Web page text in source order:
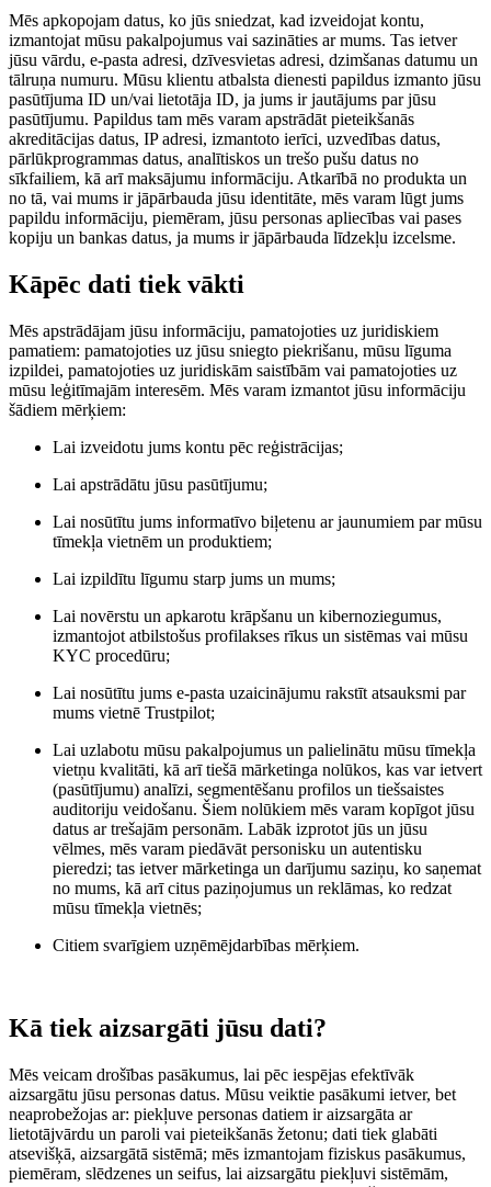
Mēs apkopojam datus, ko jūs sniedzat, kad izveidojat kontu,
izmantojat mūsu pakalpojumus vai sazināties ar mums. Tas ietver
jūsu vārdu, e-pasta adresi, dzīvesvietas adresi, dzimšanas datumu un
tālruņa numuru. Mūsu klientu atbalsta dienesti papildus izmanto jūsu
pasūtījuma ID un/vai lietotāja ID, ja jums ir jautājums par jūsu
pasūtījumu. Papildus tam mēs varam apstrādāt pieteikšanās
akreditācijas datus, IP adresi, izmantoto ierīci, uzvedības datus,
pārlūkprogrammas datus, analītiskos un trešo pušu datus no
sīkfailiem, kā arī maksājumu informāciju. Atkarībā no produkta un
no tā, vai mums ir jāpārbauda jūsu identitāte, mēs varam lūgt jums
papildu informāciju, piemēram, jūsu personas apliecības vai pases
kopiju un bankas datus, ja mums ir jāpārbauda līdzekļu izcelsme.
Kāpēc dati tiek vākti
Mēs apstrādājam jūsu informāciju, pamatojoties uz juridiskiem
pamatiem: pamatojoties uz jūsu sniegto piekrišanu, mūsu līguma
izpildei, pamatojoties uz juridiskām saistībām vai pamatojoties uz
mūsu leģitīmajām interesēm. Mēs varam izmantot jūsu informāciju
šādiem mērķiem:
Lai izveidotu jums kontu pēc reģistrācijas;
Lai apstrādātu jūsu pasūtījumu;
Lai nosūtītu jums informatīvo biļetenu ar jaunumiem par mūsu
tīmekļa vietnēm un produktiem;
Lai izpildītu līgumu starp jums un mums;
Lai novērstu un apkarotu krāpšanu un kibernoziegumus,
izmantojot atbilstošus profilakses rīkus un sistēmas vai mūsu
KYC procedūru;
Lai nosūtītu jums e-pasta uzaicinājumu rakstīt atsauksmi par
mums vietnē Trustpilot;
Lai uzlabotu mūsu pakalpojumus un palielinātu mūsu tīmekļa
vietņu kvalitāti, kā arī tiešā mārketinga nolūkos, kas var ietvert
(pasūtījumu) analīzi, segmentēšanu profilos un tiešsaistes
auditoriju veidošanu. Šiem nolūkiem mēs varam kopīgot jūsu
datus ar trešajām personām. Labāk izprotot jūs un jūsu
vēlmes, mēs varam piedāvāt personisku un autentisku
pieredzi; tas ietver mārketinga un darījumu saziņu, ko saņemat
no mums, kā arī citus paziņojumus un reklāmas, ko redzat
mūsu tīmekļa vietnēs;
Citiem svarīgiem uzņēmējdarbības mērķiem.
Kā tiek aizsargāti jūsu dati?
Mēs veicam drošības pasākumus, lai pēc iespējas efektīvāk
aizsargātu jūsu personas datus. Mūsu veiktie pasākumi ietver, bet
neaprobežojas ar: piekļuve personas datiem ir aizsargāta ar
lietotājvārdu un paroli vai pieteikšanās žetonu; dati tiek glabāti
atsevišķā, aizsargātā sistēmā; mēs izmantojam fiziskus pasākumus,
piemēram, slēdzenes un seifus, lai aizsargātu piekļuvi sistēmām,